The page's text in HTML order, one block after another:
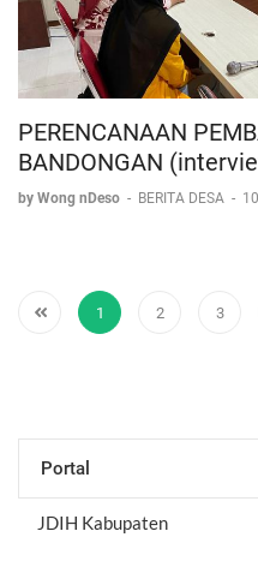
PERENCANAAN
BANDONGAN
by Wong nDeso - BERITA DESA -
1 2 3
Portal
JDIH Kabupaten